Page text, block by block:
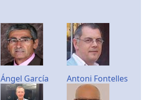
Ángel García Antoni Fontelles